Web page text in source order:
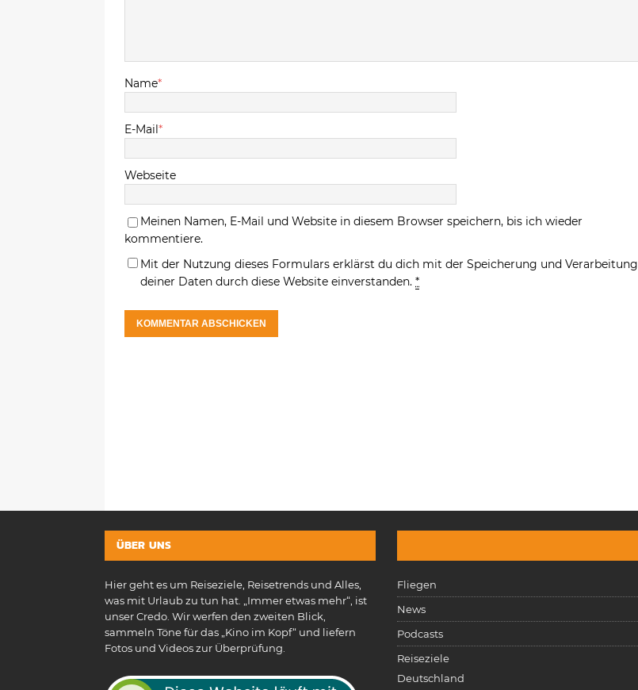
Name*
E-Mail*
Webseite
Meinen Namen, E-Mail und Website in diesem Browser speichern, bis ich wieder
kommentiere.
Mit der Nutzung dieses Formulars erklärst du dich mit der Speicherung und Verarbeitung
deiner Daten durch diese Website einverstanden. *
ÜBER UNS
Hier geht es um Reiseziele, Reisetrends und Alles,
was mit Urlaub zu tun hat. „Immer etwas mehr“, ist
unser Credo. Wir werfen den zweiten Blick,
sammeln Töne für das „Kino im Kopf“ und liefern
Fotos und Videos zur Überprüfung.
Fliegen
News
Podcasts
Reiseziele
Deutschland